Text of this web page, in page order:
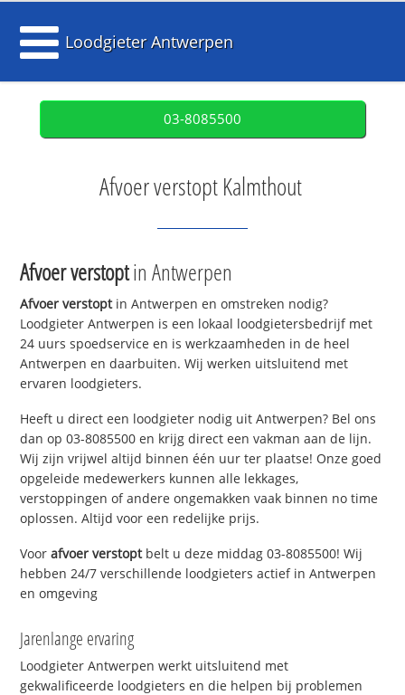
Loodgieter Antwerpen
03-8085500
Afvoer verstopt Kalmthout
Afvoer verstoptin Antwerpen
Afvoer verstoptin Antwerpen en omstreken nodig?
Loodgieter Antwerpen is een lokaal loodgietersbedrijf met
24 uurs spoedservice en is werkzaamheden in de heel
Antwerpen en daarbuiten. Wij werken uitsluitend met
ervaren loodgieters.
Heeft u direct een loodgieter nodig uit Antwerpen? Bel ons
dan op 03-8085500 en krijg direct een vakman aan de lijn.
Wij zijn vrijwel altijd binnen één uur ter plaatse! Onze goed
opgeleide medewerkers kunnen alle lekkages,
verstoppingen of andere ongemakken vaak binnen no time
oplossen. Altijd voor een redelijke prijs.
Voorafvoer verstoptbelt u deze middag 03-8085500! Wij
hebben 24/7 verschillende loodgieters actief in Antwerpen
en omgeving
Jarenlange ervaring
Loodgieter Antwerpen werkt uitsluitend met
gekwalificeerde loodgieters en die helpen bij problemen